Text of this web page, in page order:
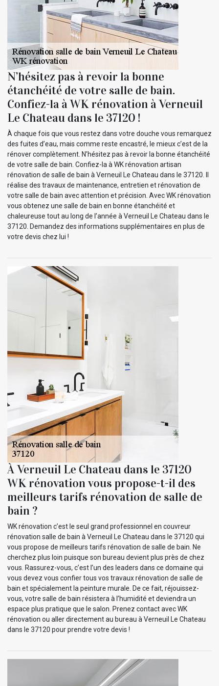
N’hésitez pas à revoir la bonne
étanchéité de votre salle de bain.
Confiez-la à WK rénovation à Verneuil
Le Chateau dans le 37120 !
À chaque fois que vous restez dans votre douche vous remarquez
des fuites d’eau, mais comme reste encastré, le mieux c’est de la
rénover complètement. N’hésitez pas à revoir la bonne étanchéité
de votre salle de bain. Confiez-la à WK rénovation artisan
rénovation de salle de bain à Verneuil Le Chateau dans le 37120. Il
réalise des travaux de maintenance, entretien et rénovation de
votre salle de bain avec attention et précision. Avec WK rénovation
vous obtenez une salle de bain en bonne étanchéité et
chaleureuse tout au long de l’année à Verneuil Le Chateau dans le
37120. Demandez des informations supplémentaires en plus de
votre devis chez lui !
À Verneuil Le Chateau dans le 37120
WK rénovation vous propose-t-il des
meilleurs tarifs rénovation de salle de
bain ?
WK rénovation c’est le seul grand professionnel en couvreur
rénovation salle de bain à Verneuil Le Chateau dans le 37120 qui
vous propose de meilleurs tarifs rénovation de salle de bain. Ne
cherchez plus loin puisque son bureau devient plus près de chez
vous. Rassurez-vous, c’est l’un des leaders dans ce domaine qui
vous devez vous confier tous vos travaux rénovation de salle de
bain et spécialement la peinture murale. De ce fait, réjouissez-
vous, votre salle de bain résistera à l’humidité et deviendra un
espace plus pratique que le salon. Prenez contact avec WK
rénovation ou aller directement au bureau à Verneuil Le Chateau
dans le 37120 pour prendre votre devis !